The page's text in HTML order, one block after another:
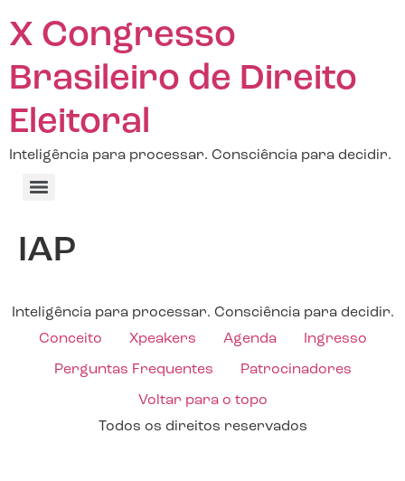
X Congresso
Brasileiro de Direito
Eleitoral
Inteligência para processar. Consciência para decidir.
IAP
Inteligência para processar. Consciência para decidir.
Conceito
Xpeakers Agenda Ingresso
Perguntas Frequentes Patrocinadores
Voltar para o topo
Todos os direitos reservados